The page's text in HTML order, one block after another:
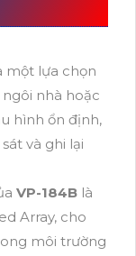
một lựa chọn
nhà hoặc
hình ổn định,
và ghi lại
VP-184B là
Array, cho
môi trường